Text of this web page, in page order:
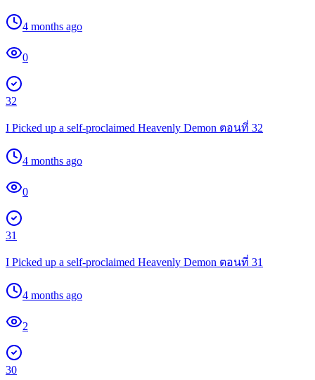
4 months ago
0
32
I Picked up a self-proclaimed Heavenly Demon ตอนที่ 32
4 months ago
0
31
I Picked up a self-proclaimed Heavenly Demon ตอนที่ 31
4 months ago
2
30